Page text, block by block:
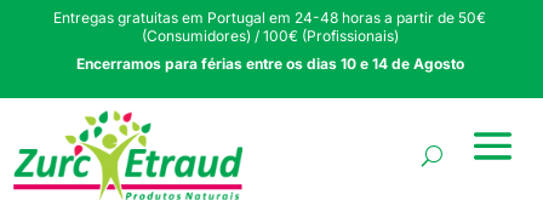
Entregas gratuitas em Portugal em 24-48 horas a partir de 50€
(Consumidores) / 100€ (Profissionais)
Encerramos para férias entre os dias 10 e 14 de Agosto